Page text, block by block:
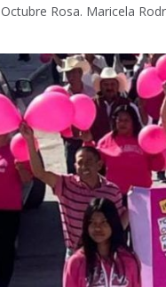
Octubre Rosa. Maricela